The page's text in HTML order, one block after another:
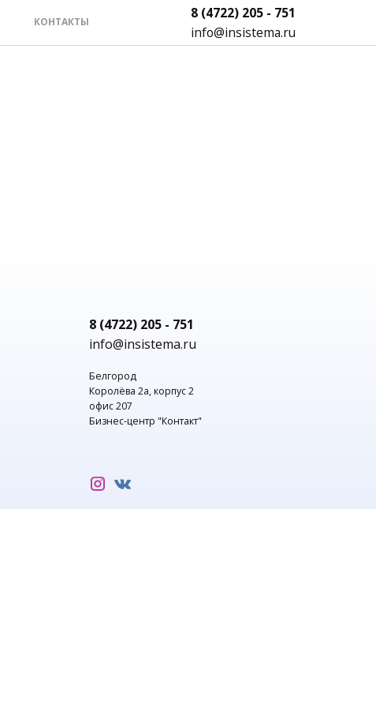
8 (4722) 205 - 751
info@insistema.ru
КОНТАКТЫ
8 (4722) 205 - 751
info@insistema.ru
Белгород
Королёва 2а, корпус 2
офис 207
Бизнес-центр "Контакт"